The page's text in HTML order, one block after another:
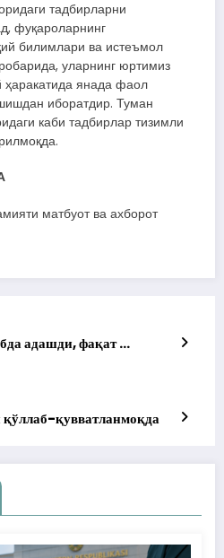
тадбирларни
фуқароларнинг
билимлари ва истеъмол
уларнинг юртимиз
ҳаракатида янада фаол
иборатдир. Туман
каби тадбирлар тизимли
матбуот ва ахборот
адашди, фақат …
қувватланмоқда